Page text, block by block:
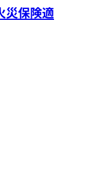
災保険適